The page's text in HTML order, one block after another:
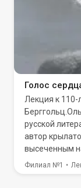
Голос
Лекция к
русской
автор
высеченным
Филиал №1